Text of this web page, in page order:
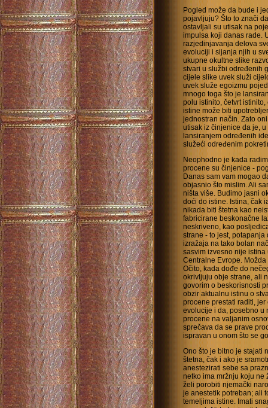
Pogled može da bude i
pojavljuju? Što to znači
ostavljali su utisak na
impulsa koji danas rade.
razjedinjavanja delova
evoluciji i sijanja njih u
ukupne okultne slike
stvari u službi određenih
cijele slike uvek služi
uvek služe egoizmu
mnogo toga što je
polu istinito, četvrt
istine može biti
jednostran način. Zato
utisak iz činjenice da je,
lansiranjem određenih
služeći određenim
Neophodno je kada
procene su činjenice -
Danas sam vam mogao
objasnio što mislim. Ali
ništa više. Budimo jasni
doći do istine. Istina, čak
nikada biti štetna kao
fabricirane beskonačne
neskriveno, kao
strane - to jest,
izražaja na tako bolan
sasvim izvesno nije
Centralne Evrope.
Očito, kada dođe do
okrivljuju obje strane, ali
govorim o beskorisnosti
obzir aktualnu istinu o
procene prestati raditi,
evolucije i da, posebno u
procene na valjanim
sprečava da se prave
ispravan u onom što se
Ono što je bitno je stajati
štetna, čak i ako je
anestezirati sebe sa
netko ima mržnju koju ne
želi porobiti njemački
je anestetik potreban; ali
temeljima istine. Imati